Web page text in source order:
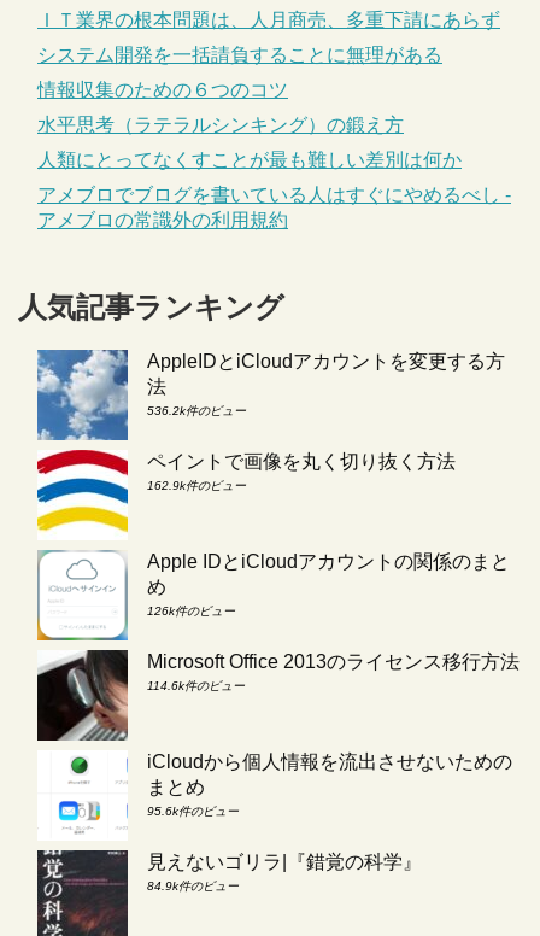
ＩＴ業界の根本問題は、人月商売、多重下請にあらず
システム開発を一括請負することに無理がある
情報収集のための６つのコツ
水平思考（ラテラルシンキング）の鍛え方
人類にとってなくすことが最も難しい差別は何か
アメブロでブログを書いている人はすぐにやめるべし -
アメブロの常識外の利用規約
人気記事ランキング
AppleIDとiCloudアカウントを変更する方
法
536.2k件のビュー
ペイントで画像を丸く切り抜く方法
162.9k件のビュー
Apple IDとiCloudアカウントの関係のまと
め
126k件のビュー
Microsoft Office 2013のライセンス移行方法
114.6k件のビュー
iCloudから個人情報を流出させないための
まとめ
95.6k件のビュー
見えないゴリラ|『錯覚の科学』
84.9k件のビュー